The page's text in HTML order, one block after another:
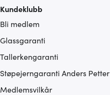
Kundeklubb
Bli medlem
Glassgaranti
Tallerkengaranti
Støpejerngaranti Anders Petter
Medlemsvilkår